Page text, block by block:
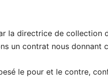
la directrice de collection
un contrat nous donnant
le pour et le contre,